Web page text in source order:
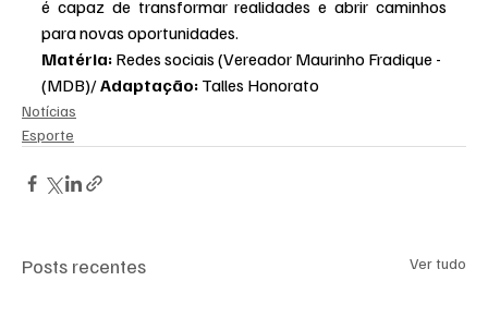
é capaz de transformar realidades e abrir caminhos
para novas oportunidades.
Matéria: Redes sociais (Vereador Maurinho Fradique -
(MDB)/ Adaptação: Talles Honorato
Notícias
Esporte
Posts recentes Ver tudo